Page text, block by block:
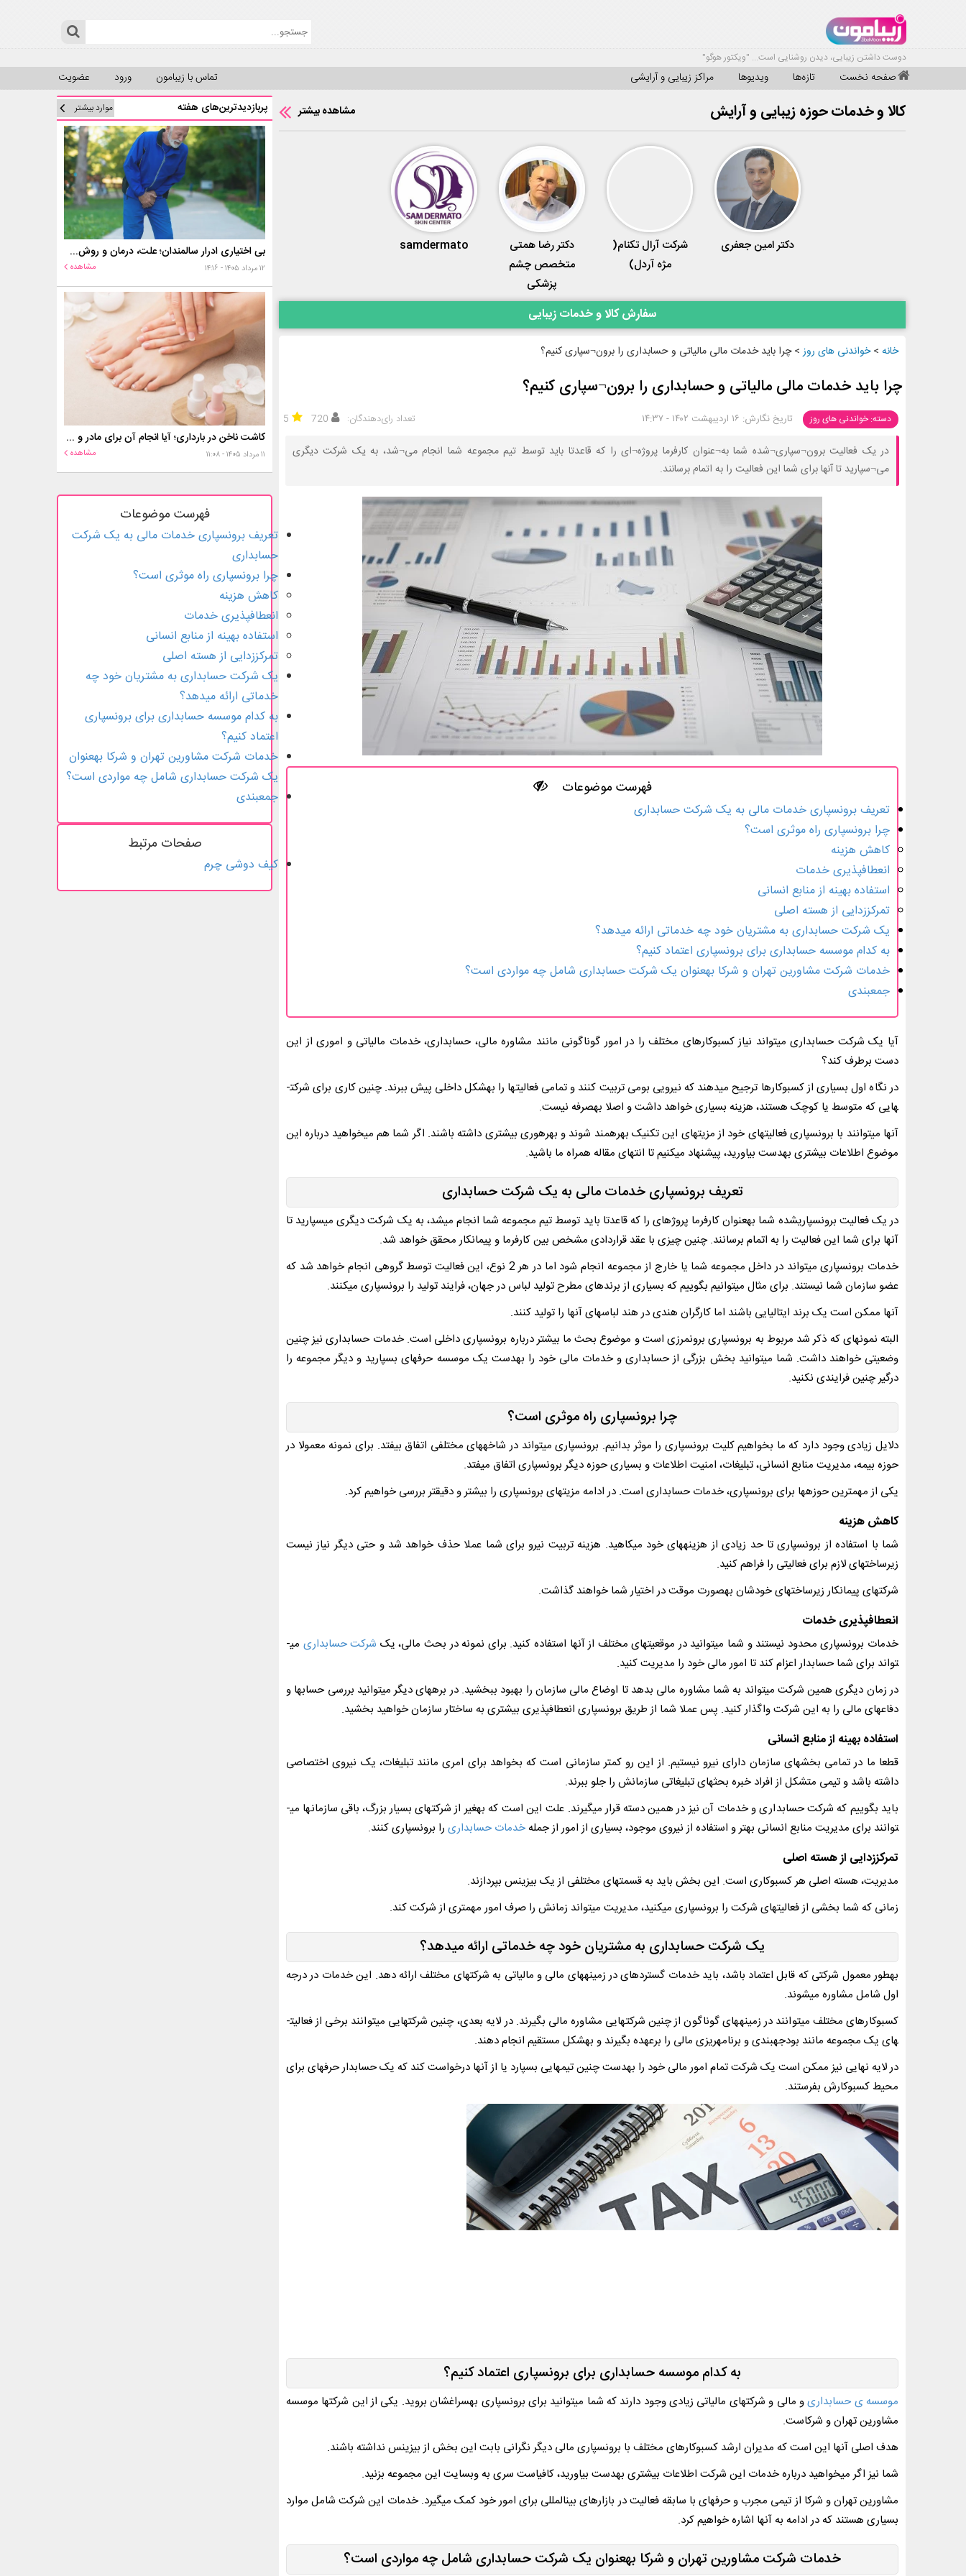
دوست داشتن زیبایی، دیدن روشنایی است... "ویکتور هوگو"
صفحه نخست تازه‌ها ویدیوها مراکز زیبایی و آرایشی عضویت ورود تماس با زیبامون
کالا و خدمات حوزه زیبایی و آرایش مشاهده بیشتر
دکتر امین جعفری
شرکت آرال تکنام(
مژه آردل)
دکتر رضا همتی
متخصص چشم
پزشکی
samdermato
سفارش کالا و خدمات زیبایی
خانه >خواندنی های روز>چرا باید خدمات مالی مالیاتی و حسابداری را برون¬سپاری کنیم؟
چرا باید خدمات مالی مالیاتی و حسابداری را برون¬سپاری کنیم؟
دسته: خواندنی های روز تاریخ نگارش: ۱۶ اردیبهشت ۱۴۰۲ - ۱۴:۳۷ 5 تعداد رای‌دهندگان: 720
در یک فعالیت برون¬سپاری¬شده شما به¬عنوان کارفرما پروژه¬ای را که قاعدتا باید توسط تیم مجموعه شما انجام می¬شد، به یک شرکت دیگری
می¬سپارید تا آنها برای شما این فعالیت را به اتمام برسانند.
فهرست موضوعات
تعریف برون­سپاری خدمات مالی به یک شرکت حسابداری
چرا برون­سپاری راه موثری است؟
کاهش هزینه
انعطاف­پذیری خدمات
استفاده بهینه از منابع انسانی
تمرکززدایی از هسته اصلی
یک شرکت حسابداری به مشتریان خود چه خدماتی ارائه می­دهد؟
به کدام موسسه حسابداری برای برون­سپاری اعتماد کنیم؟
خدمات شرکت مشاورین تهران و شرکا به­عنوان یک شرکت حسابداری شامل چه مواردی است؟
جمع­بندی
آیا یک شرکت حسابداری می­تواند نیاز کسب­وکار­های مختلف را در امور گوناگونی مانند مشاوره مالی، حسابداری، خدمات مالیاتی و اموری از این
دست برطرف کند؟
در نگاه اول بسیاری از کسب­وکار­ها ترجیح می­دهند که نیرویی بومی تربیت کنند و تمامی فعالیت­ها را به­شکل داخلی پیش ببرند. چنین کاری برای شرکت­
هایی که متوسط یا کوچک هستند، هزینه بسیاری خواهد داشت و اصلا به­صرفه نیست.
آنها می­توانند با برون­سپاری فعالیت­های خود از مزیت­های این تکنیک بهره­مند شوند و بهره­وری بیشتری داشته باشند. اگر شما هم می­خواهید درباره این
موضوع اطلاعات بیشتری به­دست بیاورید، پیشنهاد می­کنیم تا انتهای مقاله همراه ما باشید.
تعریف برون­سپاری خدمات مالی به یک شرکت حسابداری
در یک فعالیت برون­سپاری­شده شما به­عنوان کارفرما پروژه­ای را که قاعدتا باید توسط تیم مجموعه شما انجام می­شد، به یک شرکت دیگری می­سپارید تا
آنها برای شما این فعالیت را به اتمام برسانند. چنین چیزی با عقد قراردادی مشخص بین کارفرما و پیمانکار محقق خواهد شد.
خدمات برون­سپاری می­تواند در داخل مجموعه شما یا خارج از مجموعه انجام شود اما در هر 2 نوع، این فعالیت توسط گروهی انجام خواهد شد که
عضو سازمان شما نیستند. برای مثال می­توانیم بگوییم که بسیاری از برند­های مطرح تولید لباس در جهان، فرایند تولید را برون­سپاری می­کنند.
آنها ممکن است یک برند ایتالیایی باشند اما کارگران هندی در هند لباس­های آنها را تولید کنند.
البته نمونه­ای که ذکر شد مربوط به برون­سپاری برون­مرزی است و موضوع بحث ما بیشتر درباره برون­سپاری داخلی است. خدمات حسابداری نیز چنین
وضعیتی خواهند داشت. شما می­توانید بخش بزرگی از حسابداری و خدمات مالی خود را به­دست یک موسسه حرفه­ای بسپارید و دیگر مجموعه را
درگیر چنین فرایندی نکنید.
چرا برون­سپاری راه موثری است؟
دلایل زیادی وجود دارد که ما بخواهیم کلیت برون­سپاری را موثر بدانیم. برون­سپاری می­تواند در شاخه­های مختلفی اتفاق بیفتد. برای نمونه معمولا در
حوزه بیمه، مدیریت منابع انسانی، تبلیغات، امنیت اطلاعات و بسیاری حوزه دیگر برون­سپاری اتفاق میفتد.
یکی از مهم­ترین حوزه­ها برای برون­سپاری، خدمات حسابداری است. در ادامه مزیت­های برون­سپاری را بیشتر و دقیق­تر بررسی خواهیم کرد.
کاهش هزینه
شما با استفاده از برون­سپاری تا حد زیادی از هزینه­های خود می­کاهید. هزینه تربیت نیرو برای شما عملا حذف خواهد شد و حتی دیگر نیاز نیست
زیرساخت­های لازم برای فعالیتی را فراهم کنید.
شرکت­های پیمانکار زیرساخت­های خودشان به­صورت موقت در اختیار شما خواهند گذاشت.
انعطاف­پذیری خدمات
خدمات برون­سپاری محدود نیستند و شما می­توانید در موقعیت­های مختلف از آنها استفاده کنید. برای نمونه در بحث مالی، یک شرکت حسابداریمی­
تواند برای شما حسابدار اعزام کند تا امور مالی خود را مدیریت کنید.
در زمان دیگری همین شرکت می­تواند به شما مشاوره مالی بدهد تا اوضاع مالی سازمان را بهبود ببخشید. در برهه­ای دیگر می­توانید بررسی حساب­ها و
دفاع­های مالی را به این شرکت واگذار کنید. پس عملا شما از طریق برون­سپاری انعطاف­پذیری بیشتری به ساختار سازمان خواهید بخشید.
استفاده بهینه از منابع انسانی
قطعا ما در تمامی بخش­های سازمان دارای نیرو نیستیم. از این رو کمتر سازمانی است که بخواهد برای امری مانند تبلیغات، یک نیروی اختصاصی
داشته باشد و تیمی متشکل از افراد خبره بحث­های تبلیغاتی سازمانش را جلو ببرند.
باید بگوییم که شرکت حسابداری و خدمات آن نیز در همین دسته قرار می­گیرند. علت این است که به­غیر از شرکت­های بسیار بزرگ، باقی سازمان­ها می­
توانند برای مدیریت منابع انسانی بهتر و استفاده از نیروی موجود، بسیاری از امور از جملهخدمات حسابداری را برون­سپاری کنند.
تمرکززدایی از هسته اصلی
مدیریت، هسته اصلی هر کسب­وکاری است. این بخش باید به قسمت­های مختلفی از یک بیزینس بپردازند.
زمانی که شما بخشی از فعالیت­های شرکت را برون­سپاری می­کنید، مدیریت می­تواند زمانش را صرف امور مهم­تری از شرکت کند.
یک شرکت حسابداری به مشتریان خود چه خدماتی ارائه می­دهد؟
به­طور معمول شرکتی که قابل اعتماد باشد، باید خدمات گسترده­ای در زمینه­های مالی و مالیاتی به شرکت­های مختلف ارائه دهد. این خدمات در درجه
اول شامل مشاوره می­شوند.
کسب­وکارهای مختلف می­توانند در زمینه­های گوناگون از چنین شرکت­هایی مشاوره مالی بگیرند. در لایه بعدی، چنین شرکت­هایی می­توانند برخی از فعالیت­
های یک مجموعه مانند بودجه­بندی و برنامه­ریزی مالی را برعهده بگیرند و به­شکل مستقیم انجام دهند.
در لایه نهایی نیز ممکن است یک شرکت تمام امور مالی خود را به­دست چنین تیم­هایی بسپارد یا از آنها درخواست کند که یک حسابدار حرفه­ای برای
محیط کسب­وکارش بفرستند.
به کدام موسسه حسابداری برای برون­سپاری اعتماد کنیم؟
موسسه ی حسابداریو مالی و شرکت­های مالیاتی زیادی وجود دارند که شما می­توانید برای برون­سپاری به­سراغشان بروید. یکی از این شرکت­ها موسسه
مشاورین تهران و شرکاست.
هدف اصلی آنها این است که مدیران ارشد کسب­وکار­های مختلف با برون­سپاری مالی دیگر نگرانی بابت این بخش از بیزینس نداشته باشند.
شما نیز اگر می­خواهید درباره خدمات این شرکت اطلاعات بیشتری به­دست بیاورید، کافی­است سری به وبسایت این مجموعه بزنید.
مشاورین تهران و شرکا از تیمی مجرب و حرفه­ای با سابقه فعالیت در بازار­های بین­المللی برای امور خود کمک می­گیرد. خدمات این شرکت شامل موارد
بسیاری هستند که در ادامه به آنها اشاره خواهیم کرد.
خدمات شرکت مشاورین تهران و شرکا به­عنوان یک شرکت حسابداری شامل چه مواردی است؟
پربازدیدترین‌های هفته موارد بیشتر
بی اختیاری ادرار سالمندان؛ علت، درمان و روش‌های کنترل در منزل
۱۲ مرداد ۱۴۰۵ - ۱۴:۱۶ مشاهده
کاشت ناخن در بارداری؛ آیا انجام آن برای مادر و جنین خطر دارد؟
۱۱ مرداد ۱۴۰۵ - ۱۱:۰۸ مشاهده
فهرست موضوعات
تعریف برون­سپاری خدمات مالی به یک شرکت
حسابداری
چرا برون­سپاری راه موثری است؟
کاهش هزینه
انعطاف­پذیری خدمات
استفاده بهینه از منابع انسانی
تمرکززدایی از هسته اصلی
یک شرکت حسابداری به مشتریان خود چه
خدماتی ارائه می­دهد؟
به کدام موسسه حسابداری برای برون­سپاری
اعتماد کنیم؟
خدمات شرکت مشاورین تهران و شرکا به­عنوان
یک شرکت حسابداری شامل چه مواردی است؟
جمع­بندی
صفحات مرتبط
کیف دوشی چرم